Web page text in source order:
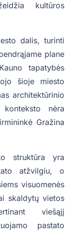
kultūros
dalis, turinti
plane
tapatybės
šioje miesto
architektūrinio
nėra
Gražina
struktūra yra
atžvilgiu, o
visuomenės
skaldytų vietos
viešąjį
pastato